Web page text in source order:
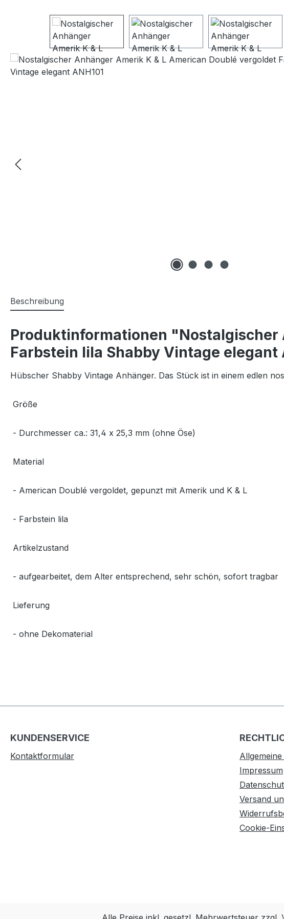
Beschreibung
Produktinformationen "Nostalgischer
Farbstein lila Shabby Vintage elegant
Hübscher Shabby Vintage Anhänger. Das Stück ist in einem edlen
Größe
- Durchmesser ca.: 31,4 x 25,3 mm (ohne Öse)
Material
- American Doublé vergoldet, gepunzt mit Amerik und K & L
- Farbstein lila
Artikelzustand
- aufgearbeitet, dem Alter entsprechend, sehr schön, sofort tragbar
Lieferung
- ohne Dekomaterial
KUNDENSERVICE
Kontaktformular
Impressum
Versand
Cookie-